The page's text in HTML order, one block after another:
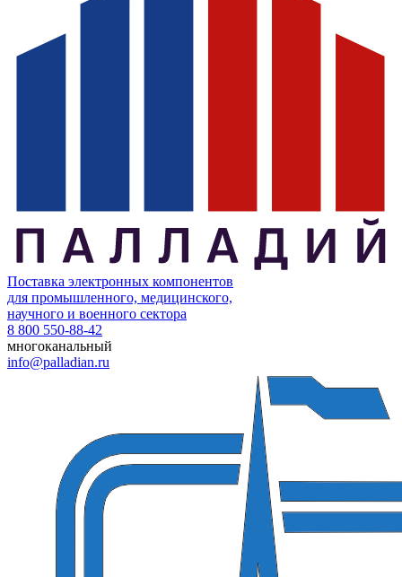
Поставка электронных компонентов
для промышленного, медицинского,
научного и военного сектора
8 800 550-88-42
многоканальный
info@palladian.ru